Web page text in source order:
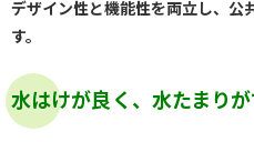
デザイン性と機能性を両立し、公
す。
水はけが良く、水たまり